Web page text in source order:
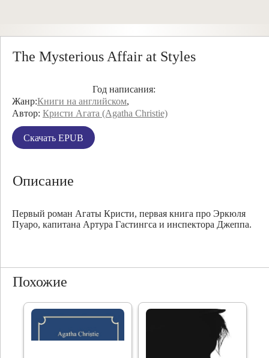
The Mysterious Affair at Styles
Год написания:
Жанр:Книги на английском,
Автор: Кристи Агата (Agatha Christie)
Скачать EPUB
Описание
Первый роман Агаты Кристи, первая книга про Эркюля
Пуаро, капитана Артура Гастингса и инспектора Джеппа.
Похожие